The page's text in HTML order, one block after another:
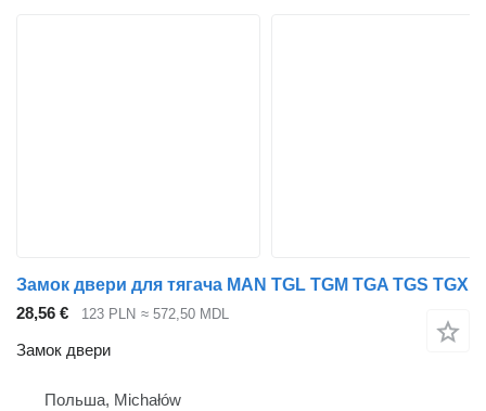
Замок двери для тягача MAN TGL TGM TGA TGS TGX
28,56 €
123 PLN ≈ 572,50 MDL
Замок двери
Польша, Michałów